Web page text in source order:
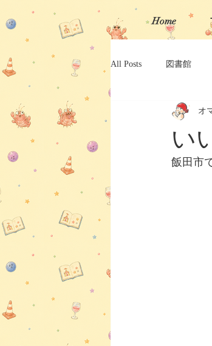
Home
All Posts 図書館
岐阜大道芸 長
い
オ
飯田市